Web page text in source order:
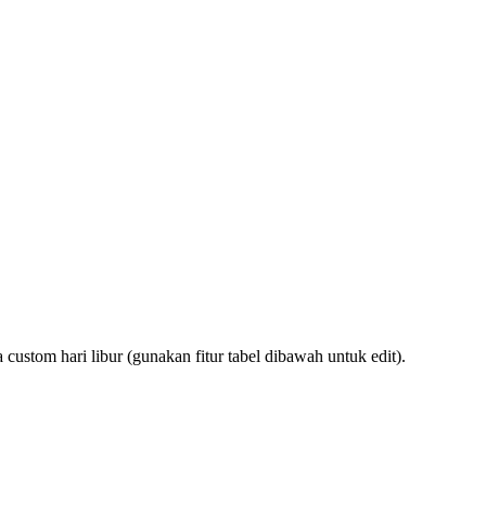
hari libur (gunakan fitur tabel dibawah untuk edit).